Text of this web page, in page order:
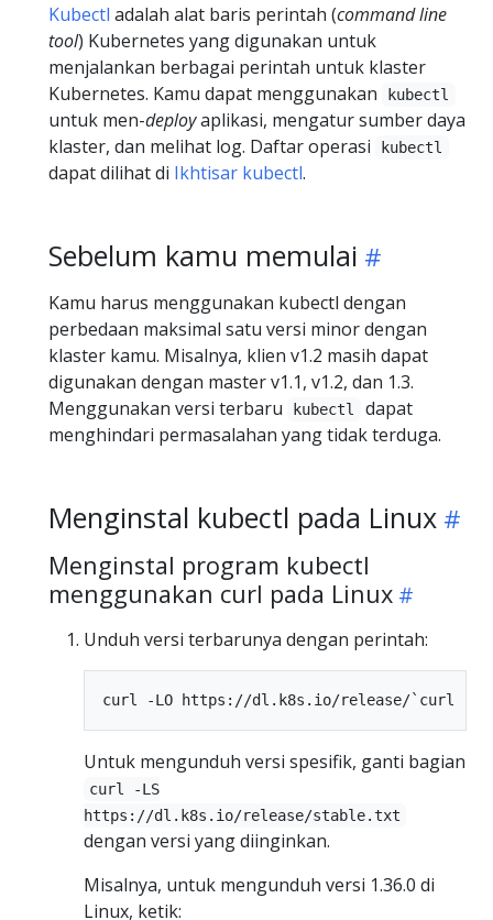
Kubectl adalah alat baris perintah (command line
tool) Kubernetes yang digunakan untuk
menjalankan berbagai perintah untuk klaster
Kubernetes. Kamu dapat menggunakan
kubectl
untuk men-deployaplikasi, mengatur sumber daya
klaster, dan melihat log. Daftar operasi
kubectl
dapat dilihat di Ikhtisar kubectl.
Sebelum kamu memulai
Kamu harus menggunakan kubectl dengan
perbedaan maksimal satu versi minor dengan
klaster kamu. Misalnya, klien v1.2 masih dapat
digunakan dengan master v1.1, v1.2, dan 1.3.
Menggunakan versi terbaru
kubectl
dapat
menghindari permasalahan yang tidak terduga.
Menginstal kubectl pada Linux
Menginstal program kubectl
menggunakan curl pada Linux
Unduh versi terbarunya dengan perintah:
Untuk mengunduh versi spesifik, ganti bagian
curl -LS
https://dl.k8s.io/release/stable.txt
dengan versi yang diinginkan.
Misalnya, untuk mengunduh versi 1.36.0 di
Linux, ketik: